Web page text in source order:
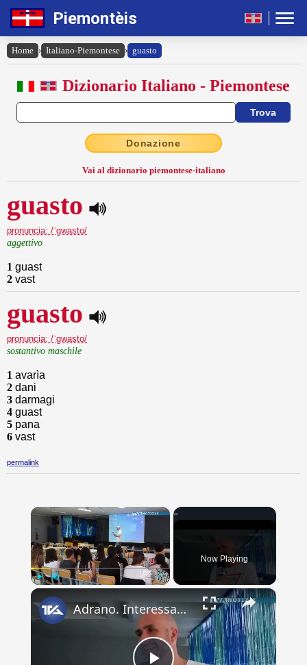
Piemontèis
Home › Italiano-Piemontese › guasto
Dizionario Italiano - Piemontese
Donazione
Vai al dizionario piemontese-italiano
guasto
pronuncia: /ˈgwasto/
aggettivo
1 guast
2 vast
guasto
pronuncia: /ˈgwasto/
sostantivo maschile
1 avarìa
2 dani
3 darmagi
4 guast
5 pana
6 vast
permalink
×
Now Playing
×
Adrano. Interessante incontro al liceo “Verga” con il prof. Fabio Gamberini. Studenti del Linguistic